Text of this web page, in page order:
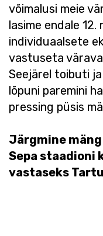
võimalusi meie
lasime endale
individuaalsete
vastuseta
Seejärel toibuti
lõpuni paremini
pressing püsis
Järgmine
Sepa staadioni
vastaseks